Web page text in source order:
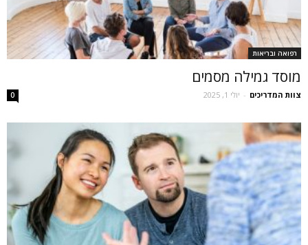
רפואה ובריאות
מוסד גמילה מסמים
צוות המדריכים - יולי 1, 2025 0